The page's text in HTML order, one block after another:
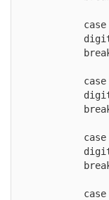
case
case
case
case